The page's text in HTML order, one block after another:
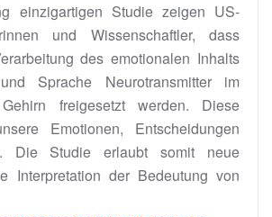
einzigartigen Studie zeigen US-
und Wissenschaftler, dass
des emotionalen Inhalts
Sprache Neurotransmitter im
freigesetzt werden. Diese
Emotionen, Entscheidungen
Die Studie erlaubt somit neue
Interpretation der Bedeutung von